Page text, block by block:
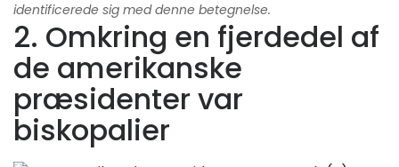
identificerede sig med denne betegnelse.
2. Omkring en fjerdedel af
de amerikanske
præsidenter var
biskopalier